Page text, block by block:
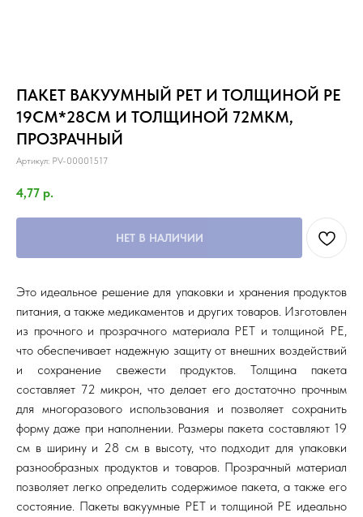
ПАКЕТ ВАКУУМНЫЙ PET И ТОЛЩИНОЙ PE
19СМ*28СМ И ТОЛЩИНОЙ 72МКМ,
ПРОЗРАЧНЫЙ
Артикул: PV-00001517
4,77 р.
НЕТ В НАЛИЧИИ
Это идеальное решение для упаковки и хранения продуктов
питания, а также медикаментов и других товаров. Изготовлен
из прочного и прозрачного материала PET и толщиной PE,
что обеспечивает надежную защиту от внешних воздействий
и сохранение свежести продуктов. Толщина пакета
составляет 72 микрон, что делает его достаточно прочным
для многоразового использования и позволяет сохранить
форму даже при наполнении. Размеры пакета составляют 19
см в ширину и 28 см в высоту, что подходит для упаковки
разнообразных продуктов и товаров. Прозрачный материал
позволяет легко определить содержимое пакета, а также его
состояние. Пакеты вакуумные PET и толщиной PE идеально